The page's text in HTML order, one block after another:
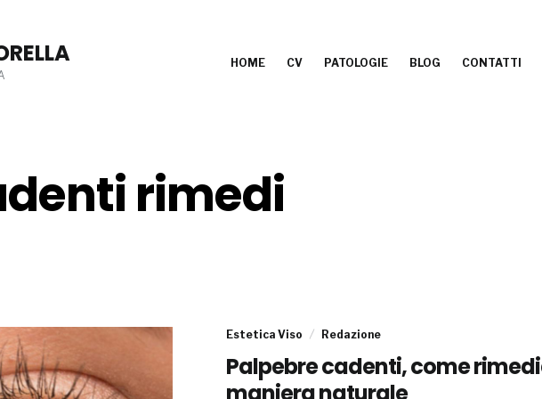
HOME CV PATOLOGIE BLOG CONTATTI
rimedi
Estetica Viso Redazione
Palpebre cadenti, come